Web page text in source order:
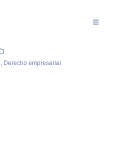
Derecho empresarial